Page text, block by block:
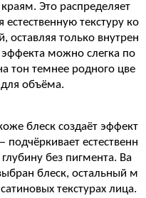
Это распределяет
текстуру ко
только внутрен
эффекта можно слегка по
тон темнее родного цве
объёма.
блеск создаёт эффект
естественн
без пигмента. Ва
блеск, остальный м
текстурах лица.